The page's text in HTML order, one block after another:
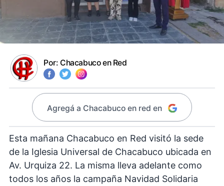
Por: Chacabuco en Red
Agregá a Chacabuco en red en
Esta mañana Chacabuco en Red visitó la sede
de la Iglesia Universal de Chacabuco ubicada en
Av. Urquiza 22. La misma lleva adelante como
todos los años la campaña Navidad Solidaria